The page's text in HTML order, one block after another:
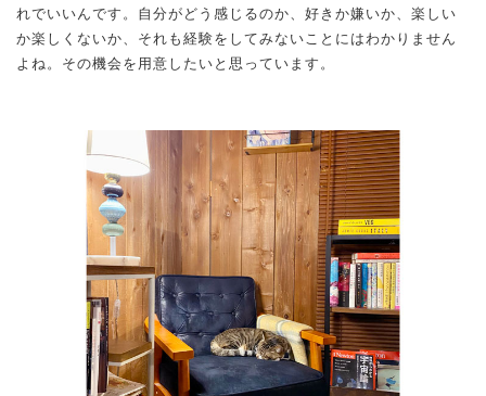
れでいいんです。自分がどう感じるのか、好きか嫌いか、楽しい
か楽しくないか、それも経験をしてみないことにはわかりません
よね。その機会を用意したいと思っています。